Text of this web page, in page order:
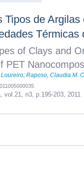
Tipos de
of Clays and
PET
Loureiro; Raposo, Claudia M.
vol.21, n3, p.195-203, 2011